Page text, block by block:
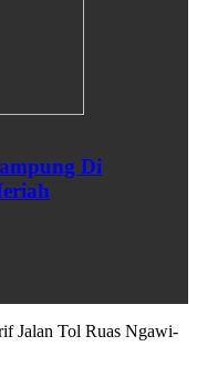
Di
Jalan Tol Ruas Ngawi-